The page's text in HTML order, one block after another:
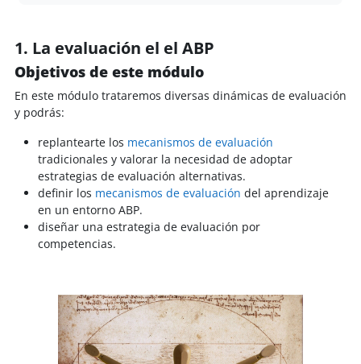
1. La evaluación el el ABP
Objetivos de este módulo
En este módulo trataremos diversas dinámicas de evaluación
y podrás:
replantearte los mecanismos de evaluación
tradicionales y valorar la necesidad de adoptar
estrategias de evaluación alternativas.
definir los mecanismos de evaluación del aprendizaje
en un entorno ABP.
diseñar una estrategia de evaluación por
competencias.